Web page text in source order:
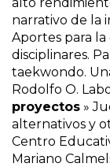
narrativo de la
Aportes para
disciplinares.
taekwondo.
Rodolfo O.
proyectos »
alternativos y
Centro
Mariano